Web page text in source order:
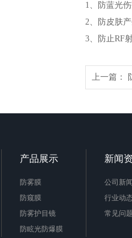
1、防蓝光
2、防皮肤
3、防止RF
上一篇：
产品展示
防雾膜
防窥膜
防雾护目镜
防眩光防爆膜
新闻
公司新
行业动
常见问